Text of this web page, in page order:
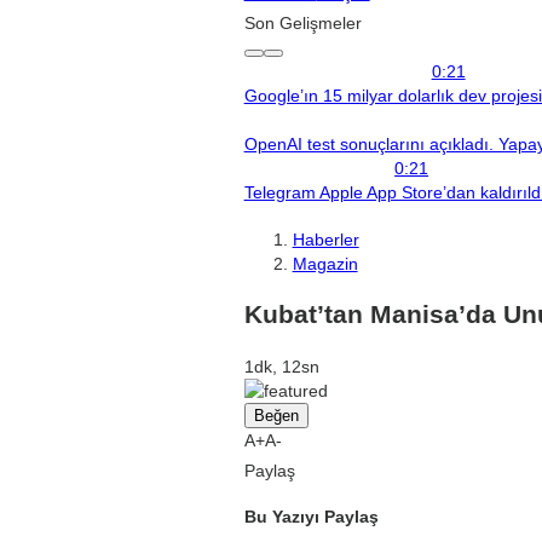
Son Gelişmeler
0:21
Google’ın 15 milyar dolarlık dev
OpenAI test sonuçlarını açıkladı.
0:21
Telegram Apple App Store’dan
Haberler
Magazin
Kubat’tan Manisa’da
1dk, 12sn
Beğen
A+A-
Paylaş
Bu Yazıyı Paylaş